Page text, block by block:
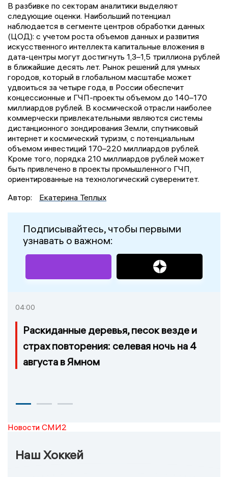
В разбивке по секторам аналитики выделяют
следующие оценки. Наибольший потенциал
наблюдается в сегменте центров обработки данных
(ЦОД): с учетом роста объемов данных и развития
искусственного интеллекта капитальные вложения в
дата-центры могут достигнуть 1,3–1,5 триллиона рублей
в ближайшие десять лет. Рынок решений для умных
городов, который в глобальном масштабе может
удвоиться за четыре года, в России обеспечит
концессионные и ГЧП-проекты объемом до 140–170
миллиардов рублей. В космической отрасли наиболее
коммерчески привлекательными являются системы
дистанционного зондирования Земли, спутниковый
интернет и космический туризм, с потенциальным
объемом инвестиций 170–220 миллиардов рублей.
Кроме того, порядка 210 миллиардов рублей может
быть привлечено в проекты промышленного ГЧП,
ориентированные на технологический суверенитет.
Автор:
Екатерина Теплых
Подписывайтесь, чтобы первыми
узнавать о важном:
04:00
Раскиданные деревья, песок везде и
страх повторения: селевая ночь на 4
августа в Ямном
Новости СМИ2
Наш Хоккей